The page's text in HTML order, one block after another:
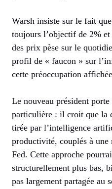
Warsh insiste sur le fait
toujours l’objectif de 2% et
des prix pèse sur le
profil de « faucon » sur
cette préoccupation
Le nouveau président
particulière : il croit que la
tirée par l’intelligence
productivité, couplés à
Fed. Cette approche
structurellement plus bas,
pas largement partagée au